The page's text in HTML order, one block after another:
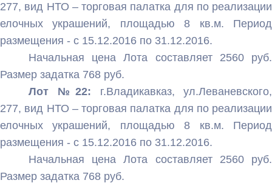
277, вид НТО – торговая палатка для по реализации
елочных украшений, площадью 8 кв.м. Период
размещения - с 15.12.2016 по 31.12.2016.
Начальная цена Лота составляет 2560 руб.
Размер задатка 768 руб.
Лот №22: г.Владикавказ, ул.Леваневского,
277, вид НТО – торговая палатка для по реализации
елочных украшений, площадью 8 кв.м. Период
размещения - с 15.12.2016 по 31.12.2016.
Начальная цена Лота составляет 2560 руб.
Размер задатка 768 руб.